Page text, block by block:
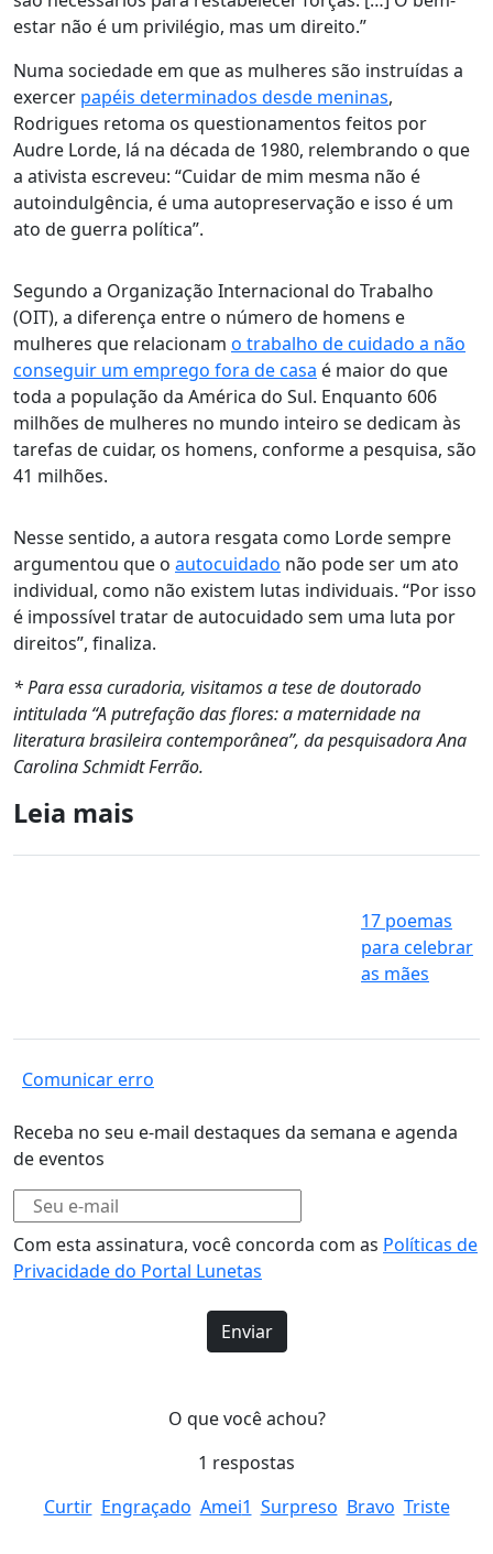
estar não é um privilégio, mas um direito.”
Numa sociedade em que as mulheres são instruídas a
exercer papéis determinados desde meninas,
Rodrigues retoma os questionamentos feitos por
Audre Lorde, lá na década de 1980, relembrando o que
a ativista escreveu: “Cuidar de mim mesma não é
autoindulgência, é uma autopreservação e isso é um
ato de guerra política”.
Segundo a Organização Internacional do Trabalho
(OIT), a diferença entre o número de homens e
mulheres que relacionam o trabalho de cuidado a não
conseguir um emprego fora de casa é maior do que
toda a população da América do Sul. Enquanto 606
milhões de mulheres no mundo inteiro se dedicam às
tarefas de cuidar, os homens, conforme a pesquisa, são
41 milhões.
Nesse sentido, a autora resgata como Lorde sempre
argumentou que o autocuidado não pode ser um ato
individual, como não existem lutas individuais. “Por isso
é impossível tratar de autocuidado sem uma luta por
direitos”, finaliza.
* Para essa curadoria, visitamos a tese de doutorado
intitulada “A putrefação das flores: a maternidade na
literatura brasileira contemporânea”, da pesquisadora Ana
Carolina Schmidt Ferrão.
Leia mais
17 poemas
para celebrar
as mães
Comunicar erro
Receba no seu e-mail destaques da semana e agenda
de eventos
Com esta assinatura, você concorda com as Políticas de
Privacidade do Portal Lunetas
O que você achou?
1 respostas
Curtir Engraçado Amei1 Surpreso Bravo Triste